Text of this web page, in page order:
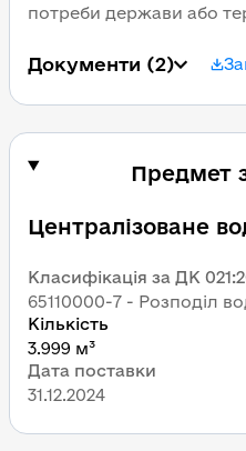
потреби держави або
Документи (2)
Предмет
Централізоване
Класифікація за ДК
65110000-7 - Розподіл
Кількість
3.999 м³
Дата поставки
31.12.2024